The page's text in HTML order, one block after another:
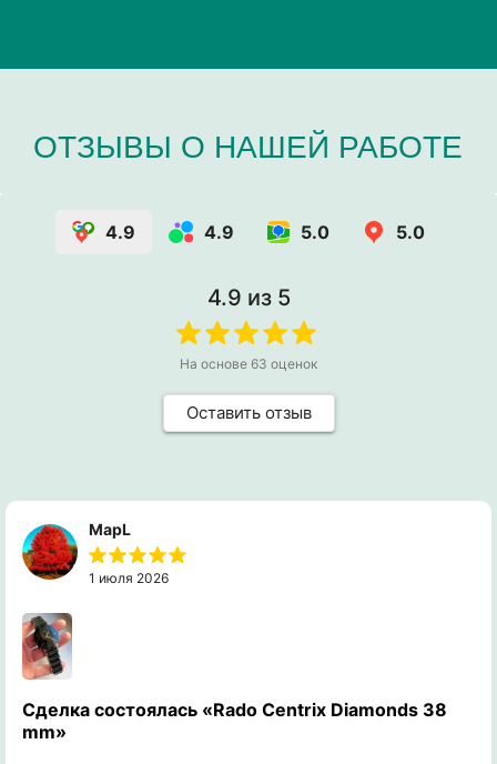
4.9 4.9 5.0 5.0
4.9 из 5
На основе 63 оценок
Оставить отзыв
MapL
1 июля 2026
Сделка состоялась «Rado Centrix Diamonds 38
mm»